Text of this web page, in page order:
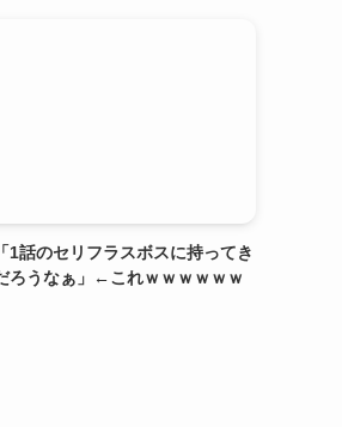
1話のセリフラスボスに持ってき
ろうなぁ」←これｗｗｗｗｗｗ